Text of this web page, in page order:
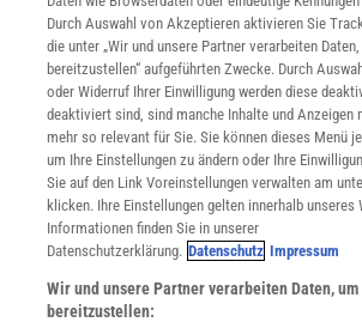
WEBSEITEN
KielSCN
Wissenschaft in die Schulen
SciLogs
Uns finden Sie auch hier:
Durch Auswahl von Akzeptieren aktivieren Sie
die unter „Wir und unsere Partner verarbeiten
bereitzustellen“ aufgeführten Zwecke. Durch
oder Widerruf Ihrer Einwilligung werden diese
deaktiviert sind, sind manche Inhalte und Anzeigen
mehr so relevant für Sie. Sie können dieses Menü
um Ihre Einstellungen zu ändern oder Ihre
Sie auf den Link Voreinstellungen verwalten am
klicken. Ihre Einstellungen gelten innerhalb unseres
Informationen finden Sie in unserer
Datenschutzerklärung. Datenschutz Impressum
Wir und unsere Partner verarbeiten Daten,
bereitzustellen: